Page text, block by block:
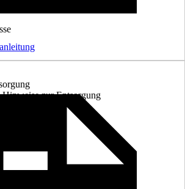
Hinweise zur Entsorgung
bis zu